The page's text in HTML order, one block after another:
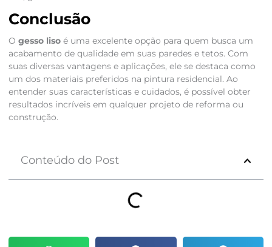
Conclusão
O gesso lisoé uma excelente opção para quem busca um
acabamento de qualidade em suas paredes e tetos. Com
suas diversas vantagens e aplicações, ele se destaca como
um dos materiais preferidos na pintura residencial. Ao
entender suas características e cuidados, é possível obter
resultados incríveis em qualquer projeto de reforma ou
construção.
Conteúdo do Post